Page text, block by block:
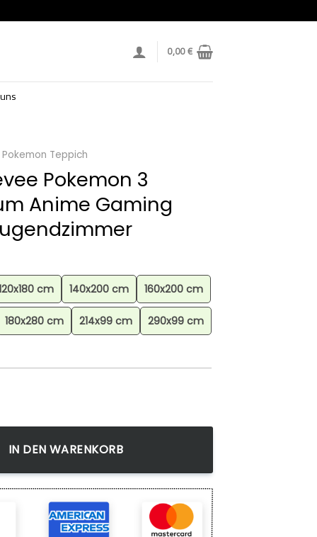
0,00€
Pokemon Teppich
Pokemon 3
Anime Gaming
cm 140x200 cm 160x200 cm
180x280 cm 214x99 cm 290x99 cm
3 Teppich, Premium Anime Gaming Merch für das
IN DEN WARENKORB